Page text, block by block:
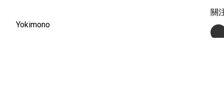
Yokimono
關